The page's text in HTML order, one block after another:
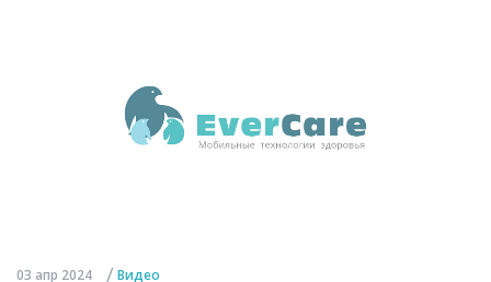
03 апр 2024 / Видео